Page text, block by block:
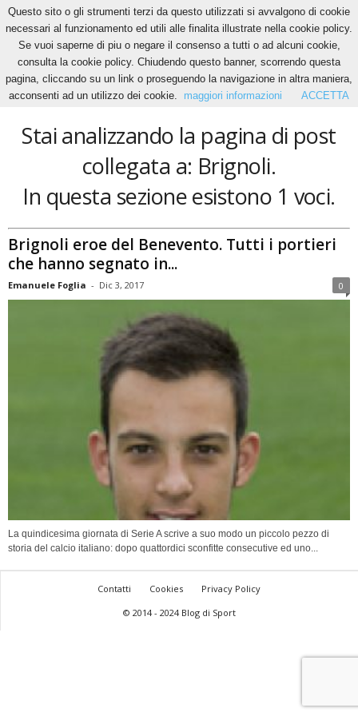
Home Tags Brignoli
Brignoli
Stai analizzando la pagina di post
collegata a: Brignoli.
In questa sezione esistono 1 voci.
Brignoli eroe del Benevento. Tutti i portieri
che hanno segnato in...
Emanuele Foglia - Dic 3, 2017 0
La quindicesima giornata di Serie A scrive a suo modo un piccolo pezzo di
storia del calcio italiano: dopo quattordici sconfitte consecutive ed uno...
Contatti Cookies
Privacy Policy
© 2014 - 2024 Blog di Sport
Questo sito o gli strumenti terzi da questo utilizzati si avvalgono di cookie
necessari al funzionamento ed utili alle finalita illustrate nella cookie policy.
Se vuoi saperne di piu o negare il consenso a tutti o ad alcuni cookie,
consulta la cookie policy. Chiudendo questo banner, scorrendo questa
pagina, cliccando su un link o proseguendo la navigazione in altra maniera,
acconsenti ad un utilizzo dei cookie.
maggiori informazioni ACCETTA